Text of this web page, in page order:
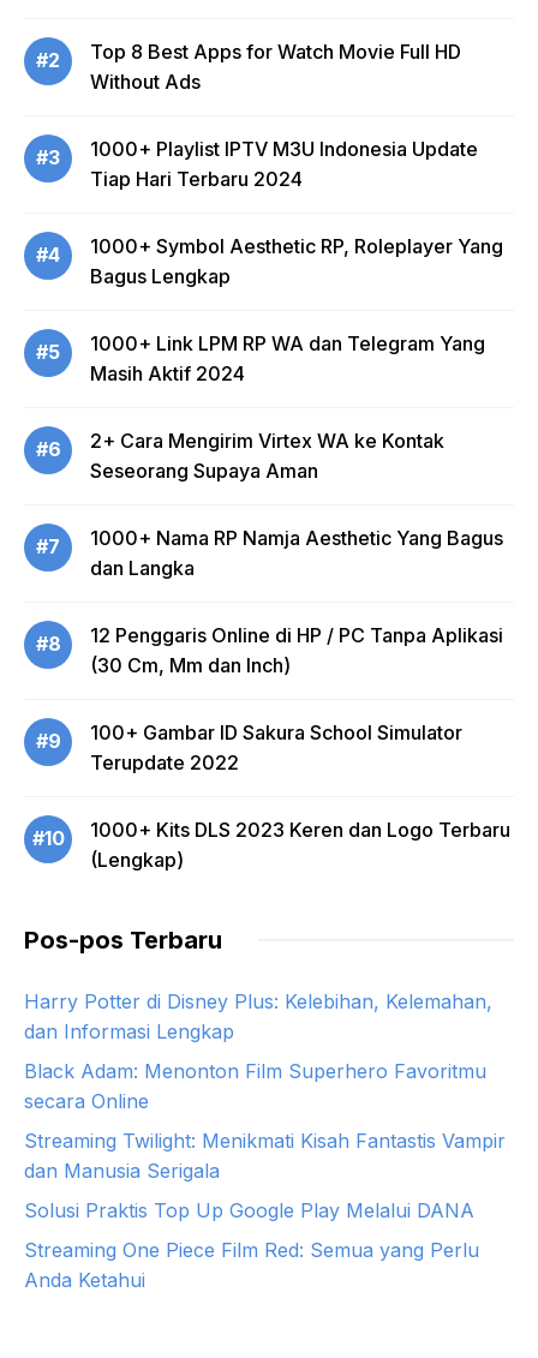
#2
Top 8 Best Apps for Watch Movie Full HD
Without Ads
#3
1000+ Playlist IPTV M3U Indonesia Update
Tiap Hari Terbaru 2024
#4
1000+ Symbol Aesthetic RP, Roleplayer Yang
Bagus Lengkap
#5
1000+ Link LPM RP WA dan Telegram Yang
Masih Aktif 2024
#6
2+ Cara Mengirim Virtex WA ke Kontak
Seseorang Supaya Aman
#7
1000+ Nama RP Namja Aesthetic Yang Bagus
dan Langka
#8
12 Penggaris Online di HP / PC Tanpa Aplikasi
(30 Cm, Mm dan Inch)
#9
100+ Gambar ID Sakura School Simulator
Terupdate 2022
#10
1000+ Kits DLS 2023 Keren dan Logo Terbaru
(Lengkap)
Pos-pos Terbaru
Harry Potter di Disney Plus: Kelebihan, Kelemahan,
dan Informasi Lengkap
Black Adam: Menonton Film Superhero Favoritmu
secara Online
Streaming Twilight: Menikmati Kisah Fantastis Vampir
dan Manusia Serigala
Solusi Praktis Top Up Google Play Melalui DANA
Streaming One Piece Film Red: Semua yang Perlu
Anda Ketahui